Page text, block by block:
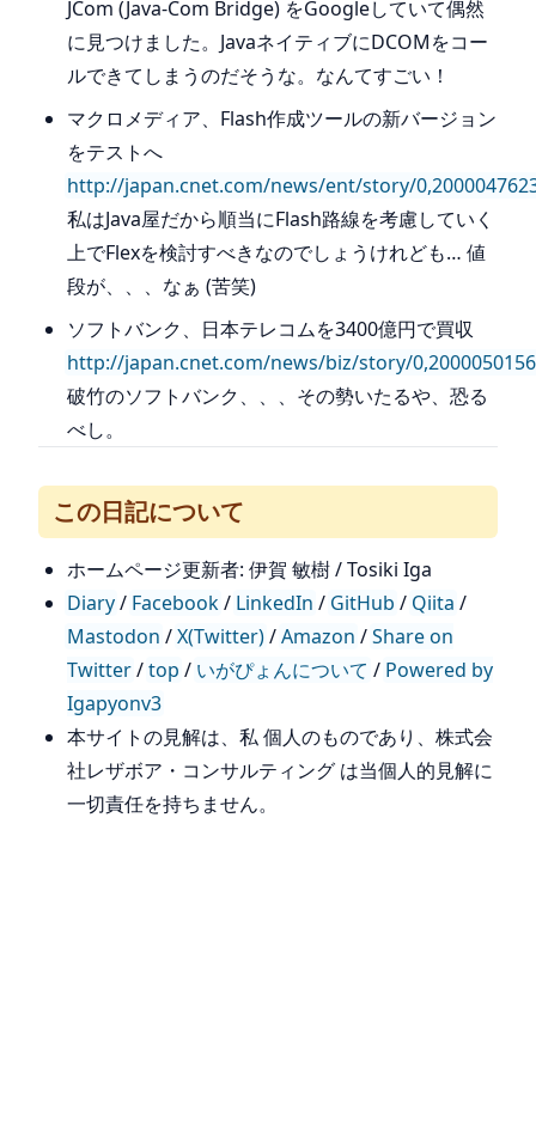
JCom (Java-Com Bridge) をGoogleしていて偶然
に見つけました。JavaネイティブにDCOMをコー
ルできてしまうのだそうな。なんてすごい！
マクロメディア、Flash作成ツールの新バージョン
をテストへ
http://japan.cnet.com/news/ent/story/
私はJava屋だから順当にFlash路線を考慮していく
上でFlexを検討すべきなのでしょうけれども… 値
段が、、、なぁ (苦笑)
ソフトバンク、日本テレコムを3400億円で買収
http://japan.cnet.com/news/biz/story/
破竹のソフトバンク、、、その勢いたるや、恐る
べし。
この日記について
ホームページ更新者: 伊賀 敏樹 / Tosiki Iga
Diary/ Facebook/ LinkedIn / GitHub / Qiita /
Mastodon /X(Twitter)/Amazon /Share on
Twitter/top / いがぴょんについて / Powered by
Igapyonv3
本サイトの見解は、私 個人のものであり、株式会
社レザボア・コンサルティング は当個人的見解に
一切責任を持ちません。